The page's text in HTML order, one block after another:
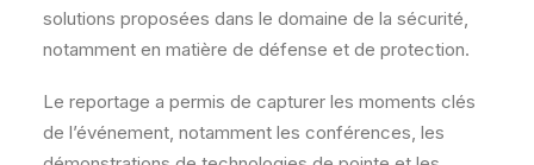
solutions proposées dans le domaine de la sécurité,
notamment en matière de défense et de protection.
Le reportage a permis de capturer les moments clés
de l’événement, notamment les conférences, les